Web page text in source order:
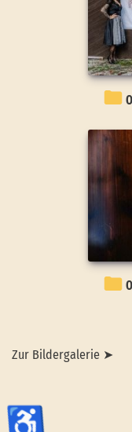
Zur Bildergalerie ➤